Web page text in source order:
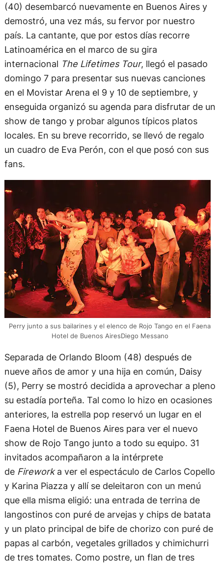
(40) desembarcó nuevamente en Buenos Aires y
demostró, una vez más, su fervor por nuestro
país. La cantante, que por estos días recorre
Latinoamérica en el marco de su gira
internacional The Lifetimes Tour, llegó el pasado
domingo 7 para presentar sus nuevas canciones
en el Movistar Arena el 9 y 10 de septiembre, y
enseguida organizó su agenda para disfrutar de un
show de tango y probar algunos típicos platos
locales. En su breve recorrido, se llevó de regalo
un cuadro de Eva Perón, con el que posó con sus
fans.
Perry junto a sus bailarines y el elenco de Rojo Tango en el Faena
Hotel de Buenos AiresDiego Messano
Separada de Orlando Bloom (48) después de
nueve años de amor y una hija en común, Daisy
(5), Perry se mostró decidida a aprovechar a pleno
su estadía porteña. Tal como lo hizo en ocasiones
anteriores, la estrella pop reservó un lugar en el
Faena Hotel de Buenos Aires para ver el nuevo
show de Rojo Tango junto a todo su equipo. 31
invitados acompañaron a la intérprete
de Fireworka ver el espectáculo de Carlos Copello
y Karina Piazza y allí se deleitaron con un menú
que ella misma eligió: una entrada de terrina de
langostinos con puré de arvejas y chips de batata
y un plato principal de bife de chorizo con puré de
papas al carbón, vegetales grillados y chimichurri
de tres tomates. Como postre, un flan de tres